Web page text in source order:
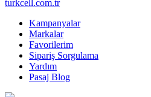
turkcell.com.tr
Kampanyalar
Markalar
Favorilerim
Sipariş Sorgulama
Yardım
Pasaj Blog